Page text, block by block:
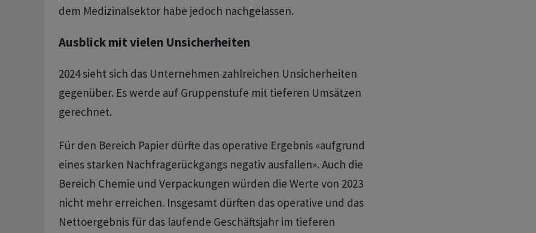
dem Medizinalsektor habe jedoch nachgelassen.
Ausblick mit vielen Unsicherheiten
2024 sieht sich das Unternehmen zahlreichen Unsicherheiten
gegenüber. Es werde auf Gruppenstufe mit tieferen Umsätzen
gerechnet.
Für den Bereich Papier dürfte das operative Ergebnis «aufgrund
eines starken Nachfragerückgangs negativ ausfallen». Auch die
Bereich Chemie und Verpackungen würden die Werte von 2023
nicht mehr erreichen. Insgesamt dürften das operative und das
Nettoergebnis für das laufende Geschäftsjahr im tieferen